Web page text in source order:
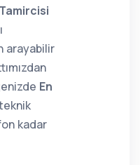
arayabilir
En
kadar